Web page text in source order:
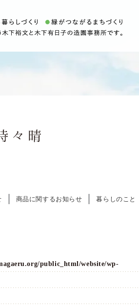
商品に関するお知らせ 暮らしのこと
public_html/website/wp-